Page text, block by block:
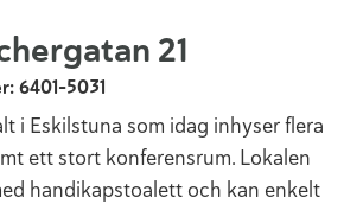
21
6401-5031
i Eskilstuna som idag inhyser flera
ett stort konferensrum. Lokalen
handikapstoalett och kan enkelt